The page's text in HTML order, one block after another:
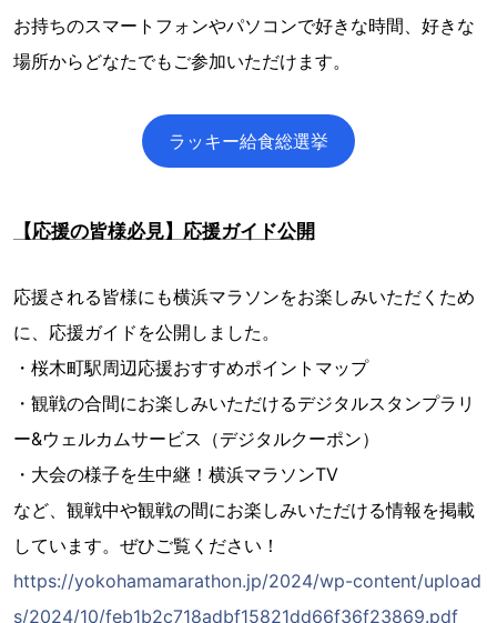
お持ちのスマートフォンやパソコンで好きな時間、好きな
場所からどなたでもご参加いただけます。
ラッキー給食総選挙
【応援の皆様必見】応援ガイド公開
応援される皆様にも横浜マラソンをお楽しみいただくため
に、応援ガイドを公開しました。
・桜木町駅周辺応援おすすめポイントマップ
・観戦の合間にお楽しみいただけるデジタルスタンプラリ
ー&ウェルカムサービス（デジタルクーポン）
・大会の様子を生中継！横浜マラソンTV
など、観戦中や観戦の間にお楽しみいただける情報を掲載
しています。ぜひご覧ください！
https://yokohamamarathon.jp/2024/wp-content/upload
s/2024/10/feb1b2c718adbf15821dd66f36f23869.pdf